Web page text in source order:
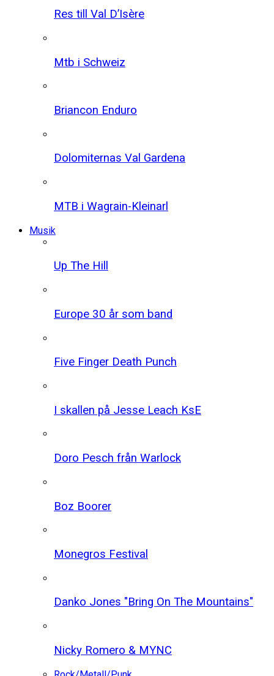
Res till Val D’Isère
Mtb i Schweiz
Briancon Enduro
Dolomiternas Val Gardena
MTB i Wagrain-Kleinarl
Musik
Up The Hill
Europe 30 år som band
Five Finger Death Punch
I skallen på Jesse Leach KsE
Doro Pesch från Warlock
Boz Boorer
Monegros Festival
Danko Jones "Bring On The Mountains"
Nicky Romero & MYNC